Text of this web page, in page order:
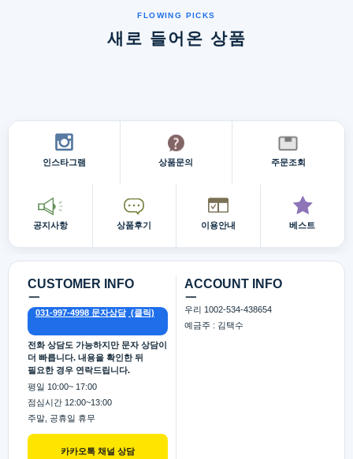
새로 들어온 상품
인스타그램 상품문의 주문조회
공지사항 상품후기 이용안내 베스트
CUSTOMER INFO
카카오톡 채널 상담
ㅡ
031-997-4998 문자상담
전화 상담도 가능하지만 문자 상담이
더 빠릅니다. 내용을 확인한 뒤
필요한 경우 연락드립니다.
평일 10:00~ 17:00
점심시간 12:00~13:00
주말, 공휴일 휴무
ACCOUNT INFO
ㅡ
우리 1002-534-438654
예금주 : 김택수